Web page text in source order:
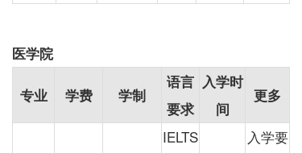
医学院
专业 学费 学制
语言
要求
入学时
间
更多
IELTS
入学要